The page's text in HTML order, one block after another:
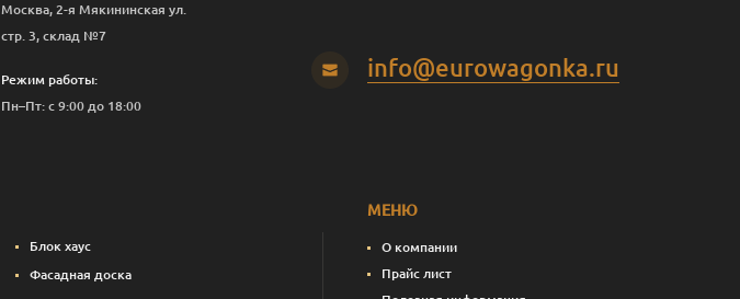
Москва, 2-я Мякининская ул.
стр. 3, склад №7
Режим работы:
Пн–Пт: с 9:00 до 18:00
info@eurowagonka.ru
Блок хаус
Фасадная доска
МЕНЮ
О компании
Прайс лист